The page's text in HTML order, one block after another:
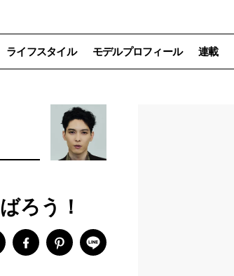
ライフスタイル モデルプロフィール 連載
ろう！